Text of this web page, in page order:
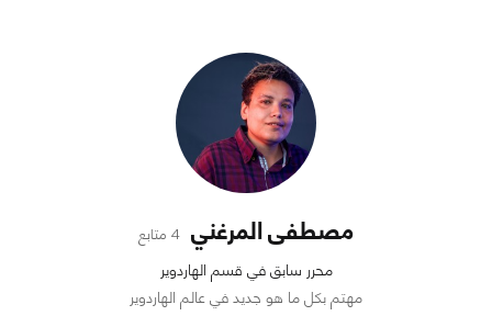
مصطفى المرغني 4 متابع
محرر سابق في قسم الهاردوير
مهتم بكل ما هو جديد في عالم الهاردوير